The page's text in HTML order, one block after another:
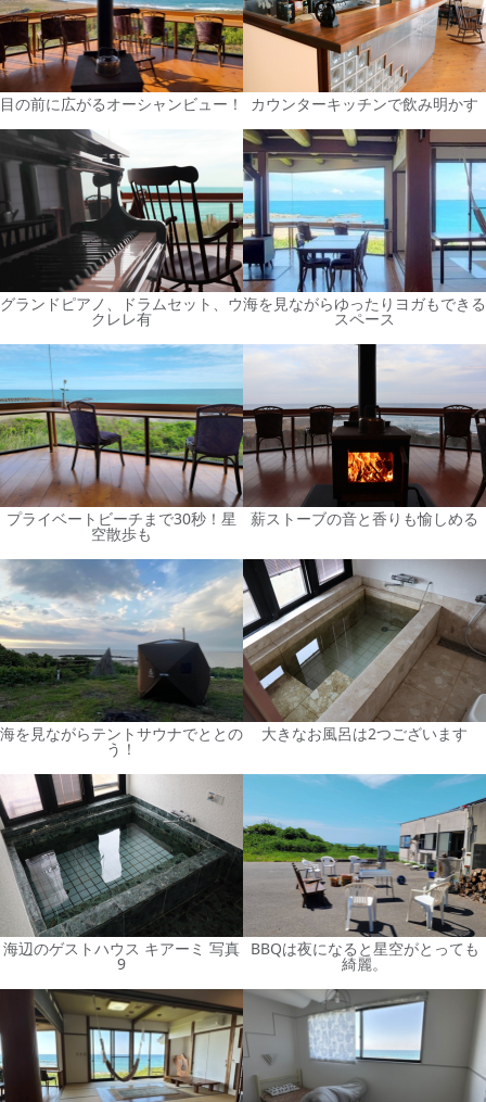
目の前に広がるオーシャンビュー！ カウンターキッチンで飲み明かす
グランドピアノ、ドラムセット、ウ
クレレ有
海を見ながらゆったりヨガもできる
スペース
プライベートビーチまで30秒！星
空散歩も
薪ストーブの音と香りも愉しめる
海を見ながらテントサウナでととの
う！
大きなお風呂は2つございます
海辺のゲストハウス キアーミ 写真
9
BBQは夜になると星空がとっても
綺麗。